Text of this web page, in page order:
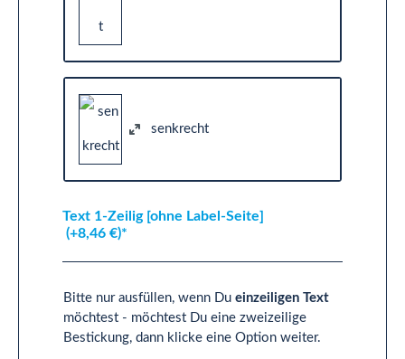
senkrecht
Text 1-Zeilig [ohne Label-Seite]
(+8,46 €)*
Bitte nur ausfüllen, wenn Du einzeiligen Text
möchtest - möchtest Du eine zweizeilige
Bestickung, dann klicke eine Option weiter.